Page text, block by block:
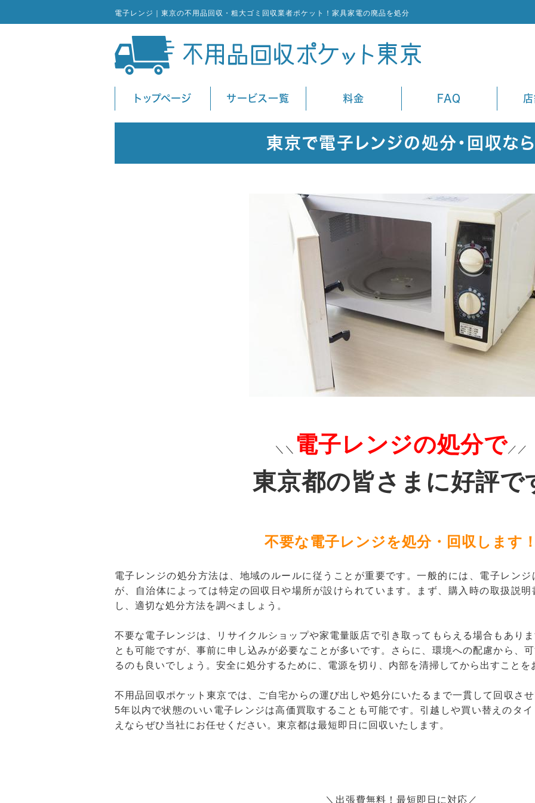
電子レンジ｜東京の不用品回収・粗大ゴミ回収業者ポケット！家具家電の廃品を処分
トップページ サービス一覧 料金 FAQ
東京で電子レンジの処分・回収な
＼＼ 電子レンジの処分で ／／
東京都の皆さまに好評で
不要な電子レンジを処分・回収します
電子レンジの処分方法は、地域のルールに従うことが重要です。一般的には、電子レン
が、自治体によっては特定の回収日や場所が設けられています。まず、購入時の取扱説
し、適切な処分方法を調べましょう。
不要な電子レンジは、リサイクルショップや家電量販店で引き取ってもらえる場合もあり
とも可能ですが、事前に申し込みが必要なことが多いです。さらに、環境への配慮から、
るのも良いでしょう。安全に処分するために、電源を切り、内部を清掃してから出すことを
不用品回収ポケット東京では、ご自宅からの運び出しや処分にいたるまで一貫して回収さ
5年以内で状態のいい電子レンジは高価買取することも可能です。引越しや買い替えのタ
えならぜひ当社にお任せください。東京都は最短即日に回収いたします。
＼出張費無料！最短即日に対応／